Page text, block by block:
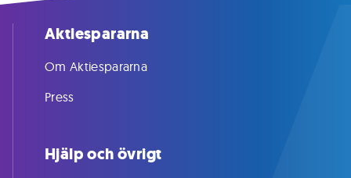
Aktiespararna
Om Aktiespararna
Press
Hjälp och övrigt